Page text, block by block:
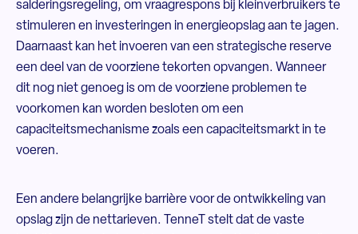
salderingsregeling, om vraagrespons bij kleinverbruikers te
stimuleren en investeringen in energieopslag aan te jagen.
Daarnaast kan het invoeren van een strategische reserve
een deel van de voorziene tekorten opvangen. Wanneer
dit nog niet genoeg is om de voorziene problemen te
voorkomen kan worden besloten om een
capaciteitsmechanisme zoals een capaciteitsmarkt in te
voeren.
Een andere belangrijke barrière voor de ontwikkeling van
opslag zijn de nettarieven. TenneT stelt dat de vaste